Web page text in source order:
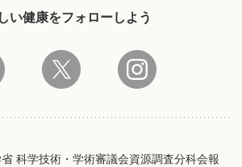
い健康をフォローしよう
科学技術・学術審議会資源調査分科会報